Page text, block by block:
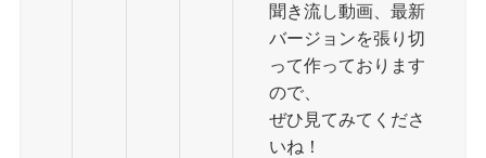
聞き流し動画、最新
バージョンを張り切
って作っております
ので、
ぜひ見てみてくださ
いね！